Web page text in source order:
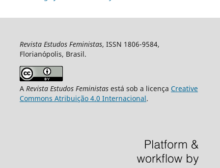
Revista Estudos Feministas, ISSN 1806-9584,
Florianópolis, Brasil.
A Revista Estudos Feministasestá sob a licença Creative
Commons Atribuição 4.0 Internacional.